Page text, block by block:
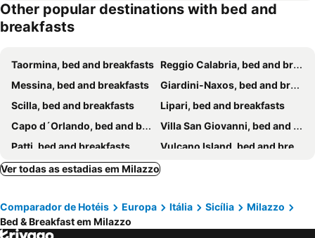
Other popular destinations with bed and
breakfasts
Taormina, bed and breakfasts Reggio Calabria, bed and breakfasts
Messina, bed and breakfasts
Giardini-Naxos, bed and breakfasts
Scilla, bed and breakfasts
Lipari, bed and breakfasts
Capo d´Orlando, bed and breakfasts
Villa San Giovanni, bed and breakfasts
Patti, bed and breakfasts
Vulcano Island, bed and breakfasts
Barcellona Pozzo di Gotto, bed and breakfasts
San Filippo del Mela, bed and breakfasts
Santa Marina Salina, bed and breakfasts
Castiglione di Sicilia, bed and breakfasts
Letojanni, bed and breakfasts
Ver todas as estadias em Milazzo
Comparador de Hotéis Europa Itália Sicília
Milazzo
Bed & Breakfast em Milazzo